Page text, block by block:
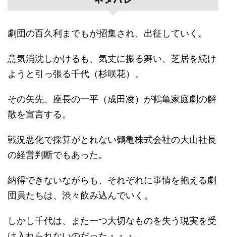
劇団の百久利までもが招集され、出征していく。
意気消沈しかけるも、気丈に振る舞い、芝居を続け
ようと引っ張る千代（杉咲花）。
その矢先、座長の一平（成田凌）が鶴亀家庭劇の解
散を宣言する。
戦況悪化で採算がとれない鶴亀株式会社の大山社長
の経営判断でもあった。
納得できないながらも、それぞれに事情を抱える劇
団員たちは、渋々飲み込んでいく。
しかし千代は、また一つ大切なものを失う現実を受